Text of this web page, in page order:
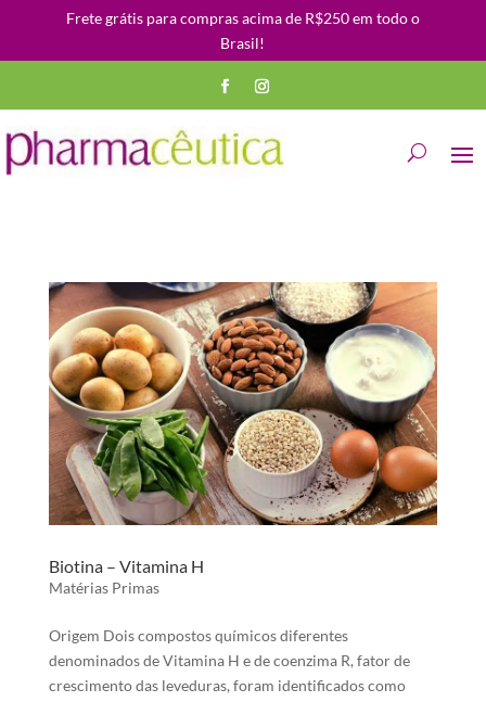
Frete grátis para compras acima de R$250 em todo o
Brasil!
Biotina – Vitamina H
Matérias Primas
Origem Dois compostos químicos diferentes
denominados de Vitamina H e de coenzima R, fator de
crescimento das leveduras, foram identificados como